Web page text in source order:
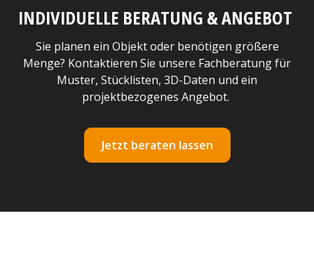
INDIVIDUELLE BERATUNG & ANGEBOT
Sie planen ein Objekt oder benötigen größere
Menge? Kontaktieren Sie unsere Fachberatung für
Muster, Stücklisten, 3D-Daten und ein
projektbezogenes Angebot.
Jetzt beraten lassen